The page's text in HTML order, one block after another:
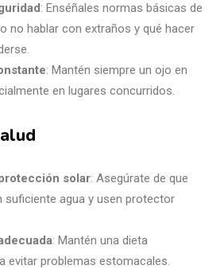
: Enséñales normas básicas de
no hablar con extraños y qué hacer
: Mantén siempre un ojo en
en lugares concurridos.
solar: Asegúrate de que
suficiente agua y usen protector
: Mantén una dieta
evitar problemas estomacales.